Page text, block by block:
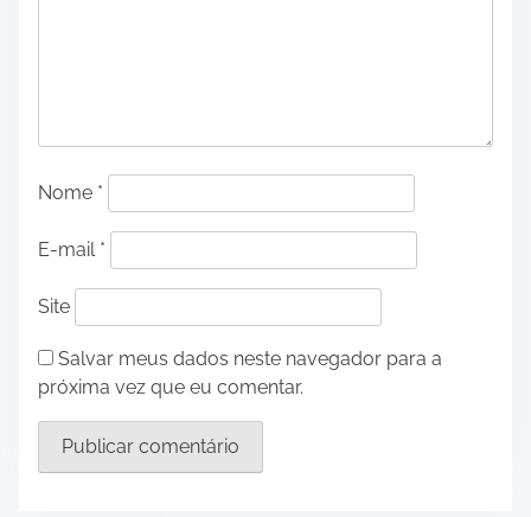
Nome *
E-mail *
Site
Salvar meus dados neste navegador para a
próxima vez que eu comentar.